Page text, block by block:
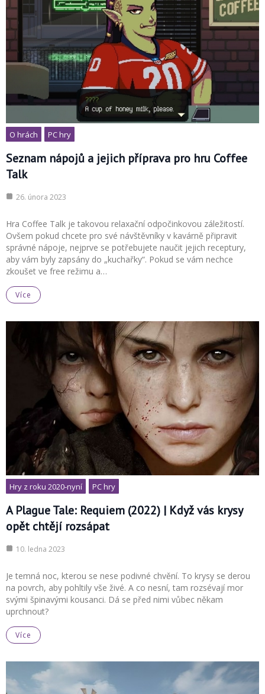
O hrách PC hry
Seznam nápojů a jejich příprava pro hru Coffee
Talk
26. února 2023
Hra Coffee Talk je takovou relaxační odpočinkovou záležitostí.
Ovšem pokud chcete pro své návštěvníky v kavárně připravit
správné nápoje, nejprve se potřebujete naučit jejich receptury,
aby vám byly zapsány do „kuchařky“. Pokud se vám nechce
zkoušet ve free režimu a…
Více
Hry z roku 2020-nyní PC hry
A Plague Tale: Requiem (2022) | Když vás krysy
opět chtějí rozsápat
10. ledna 2023
Je temná noc, kterou se nese podivné chvění. To krysy se derou
na povrch, aby pohltily vše živé. A co nesní, tam rozsévají mor
svými špinavými kousanci. Dá se před nimi vůbec někam
uprchnout?
Více